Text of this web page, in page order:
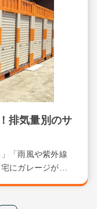
排気量別のサ
「雨風や紫外線
にガレージが